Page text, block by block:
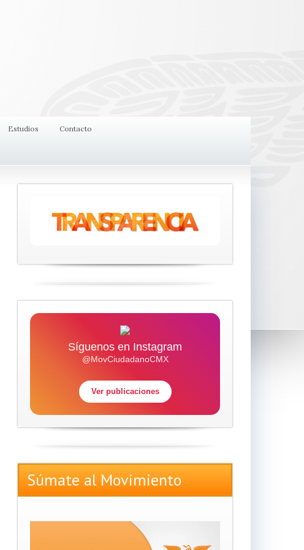
Estudios Contacto
Síguenos en Instagram
@MovCiudadanoCMX
Ver publicaciones
Súmate al Movimiento